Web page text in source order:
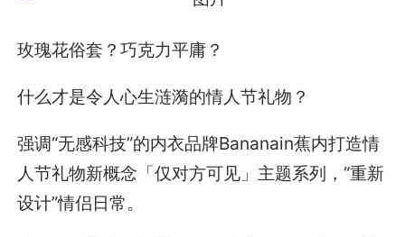
玫瑰花俗套？巧克力平庸？
什么才是令人心生涟漪的情人节礼物？
强调“无感科技”的内衣品牌Bananain蕉内打造情
人节礼物新概念「仅对方可见」主题系列，“重新
设计”情侣日常。